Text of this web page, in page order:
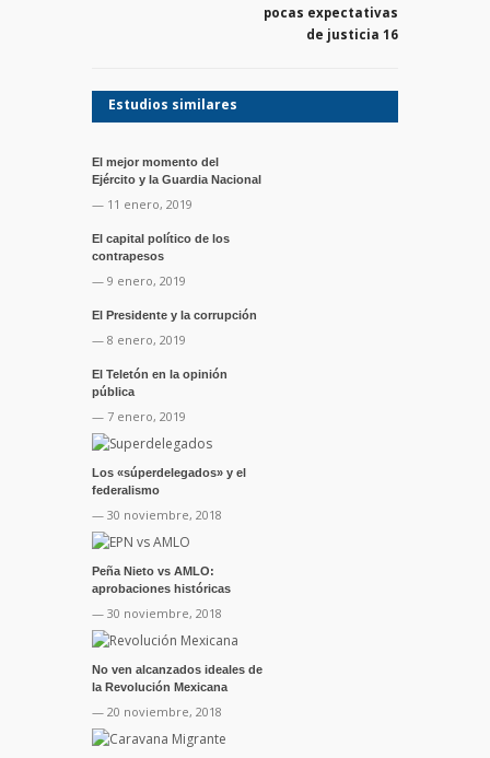
pocas expectativas
de justicia 16
Estudios similares
El mejor momento del
Ejército y la Guardia Nacional
— 11 enero, 2019
El capital político de los
contrapesos
— 9 enero, 2019
El Presidente y la corrupción
— 8 enero, 2019
El Teletón en la opinión
pública
— 7 enero, 2019
Los «súperdelegados» y el
federalismo
— 30 noviembre, 2018
Peña Nieto vs AMLO:
aprobaciones históricas
— 30 noviembre, 2018
No ven alcanzados ideales de
la Revolución Mexicana
— 20 noviembre, 2018